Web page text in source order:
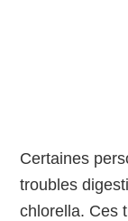
Certaines
troubles
chlorella. Ces